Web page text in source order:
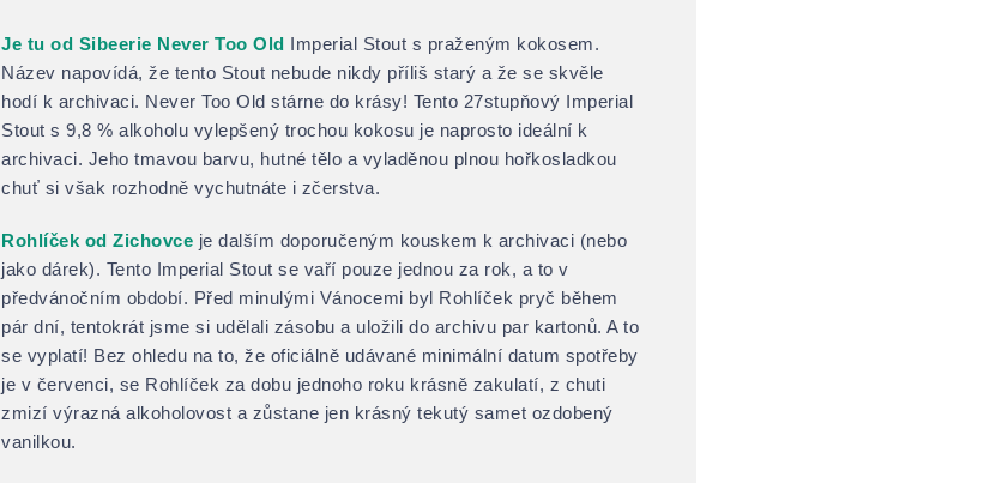
Je tu od Sibeerie Never Too Old Imperial Stout s praženým kokosem.
Název napovídá, že tento Stout nebude nikdy příliš starý a že se skvěle
hodí k archivaci. Never Too Old stárne do krásy! Tento 27stupňový Imperial
Stout s 9,8 % alkoholu vylepšený trochou kokosu je naprosto ideální k
archivaci. Jeho tmavou barvu, hutné tělo a vyladěnou plnou hořkosladkou
chuť si však rozhodně vychutnáte i zčerstva.
Rohlíček od Zichovce je dalším doporučeným kouskem k archivaci (nebo
jako dárek). Tento Imperial Stout se vaří pouze jednou za rok, a to v
předvánočním období. Před minulými Vánocemi byl Rohlíček pryč během
pár dní, tentokrát jsme si udělali zásobu a uložili do archivu par kartonů. A to
se vyplatí! Bez ohledu na to, že oficiálně udávané minimální datum spotřeby
je v červenci, se Rohlíček za dobu jednoho roku krásně zakulatí, z chuti
zmizí výrazná alkoholovost a zůstane jen krásný tekutý samet ozdobený
vanilkou.